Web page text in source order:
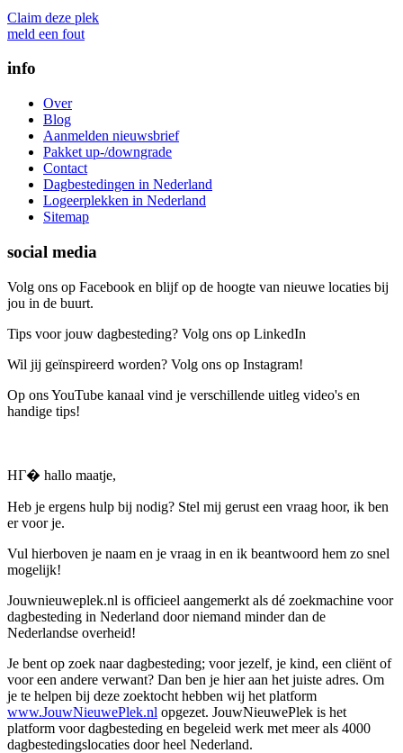
Claim deze plek
meld een fout
info
Over
Blog
Aanmelden nieuwsbrief
Pakket up-/downgrade
Contact
Dagbestedingen in Nederland
Logeerplekken in Nederland
Sitemap
social media
Volg ons op Facebook en blijf op de hoogte van nieuwe locaties bij
jou in de buurt.
Tips voor jouw dagbesteding? Volg ons op LinkedIn
Wil jij geïnspireerd worden? Volg ons op Instagram!
Op ons YouTube kanaal vind je verschillende uitleg video's en
handige tips!
HГ� hallo maatje,
Heb je ergens hulp bij nodig? Stel mij gerust een vraag hoor, ik ben
er voor je.
Vul hierboven je naam en je vraag in en ik beantwoord hem zo snel
mogelijk!
Jouwnieuweplek.nl is officieel aangemerkt als dé zoekmachine voor
dagbesteding in Nederland door niemand minder dan de
Nederlandse overheid!
Je bent op zoek naar dagbesteding; voor jezelf, je kind, een cliënt of
voor een andere verwant? Dan ben je hier aan het juiste adres. Om
je te helpen bij deze zoektocht hebben wij het platform
www.JouwNieuwePlek.nl opgezet. JouwNieuwePlek is het
platform voor dagbesteding en begeleid werk met meer als 4000
dagbestedingslocaties door heel Nederland.